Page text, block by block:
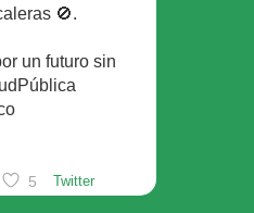
🚫.
un futuro sin
5 Twitter